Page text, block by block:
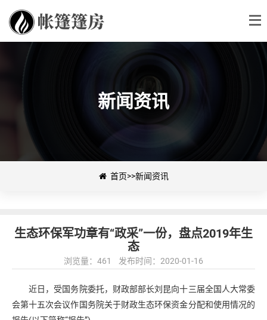
新闻资讯
首页>>新闻资讯
生态环保军功章有“政采”一份，盘点2019年生
态
浏览量：461 发布时间：2020-01-16
近日，受国务院委托，财政部部长刘昆向十三届全国人大常委
会第十五次会议作国务院关于财政生态环保资金分配和使用情况的